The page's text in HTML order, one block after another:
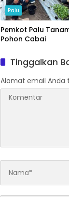
Palu
Pemkot Palu
Pohon Cabai
Tinggalkan
Alamat email Anda